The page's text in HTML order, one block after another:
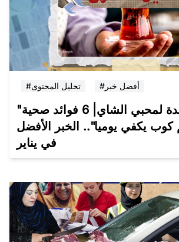
#تحليل المحتوى #أفضل خبر
"أخبار سعيدة لمحبي الشاي| 6 فوائد صحية
كوب يكفي يوميا".. الخبر الأفضل
في يناير